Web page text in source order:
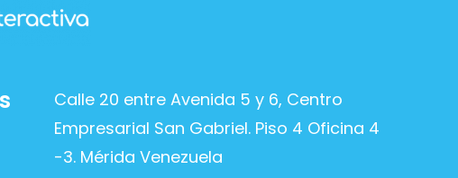
Calle 20 entre Avenida 5 y 6, Centro
Empresarial San Gabriel. Piso 4 Oficina 4
-3. Mérida Venezuela